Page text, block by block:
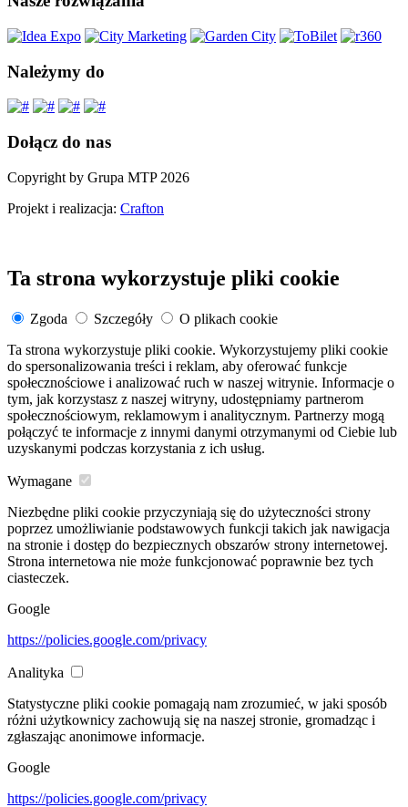
Należymy do
Dołącz do nas
Copyright by Grupa MTP 2026
Projekt i realizacja: Crafton
Ta strona wykorzystuje pliki cookie
Zgoda Szczegóły
O plikach cookie
Ta strona wykorzystuje pliki cookie. Wykorzystujemy pliki cookie
do spersonalizowania treści i reklam, aby oferować funkcje
społecznościowe i analizować ruch w naszej witrynie. Informacje o
tym, jak korzystasz z naszej witryny, udostępniamy partnerom
społecznościowym, reklamowym i analitycznym. Partnerzy mogą
połączyć te informacje z innymi danymi otrzymanymi od Ciebie lub
uzyskanymi podczas korzystania z ich usług.
Wymagane
Niezbędne pliki cookie przyczyniają się do użyteczności strony
poprzez umożliwianie podstawowych funkcji takich jak nawigacja
na stronie i dostęp do bezpiecznych obszarów strony internetowej.
Strona internetowa nie może funkcjonować poprawnie bez tych
ciasteczek.
Google
https://policies.google.com/privacy
Analityka
Statystyczne pliki cookie pomagają nam zrozumieć, w jaki sposób
różni użytkownicy zachowują się na naszej stronie, gromadząc i
zgłaszając anonimowe informacje.
Google
https://policies.google.com/privacy